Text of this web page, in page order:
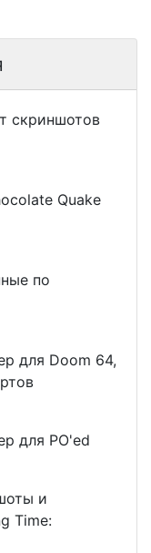
скриншотов
Quake
по
для Doom 64,
для PO'ed
и
Time: